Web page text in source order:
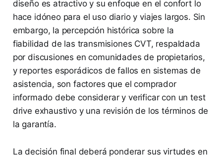
diseño es atractivo y su enfoque en el confort lo
hace idóneo para el uso diario y viajes largos. Sin
embargo, la percepción histórica sobre la
fiabilidad de las transmisiones CVT, respaldada
por discusiones en comunidades de propietarios,
y reportes esporádicos de fallos en sistemas de
asistencia, son factores que el comprador
informado debe considerar y verificar con un test
drive exhaustivo y una revisión de los términos de
la garantía.
La decisión final deberá ponderar sus virtudes en